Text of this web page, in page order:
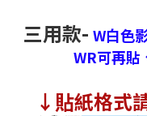
三用款- W白色
WR可再貼
↓ 貼紙格式